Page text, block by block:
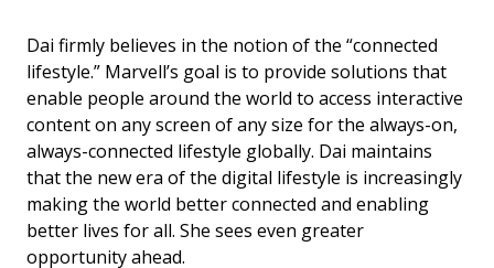
Dai firmly believes in the notion of the “connected
lifestyle.” Marvell’s goal is to provide solutions that
enable people around the world to access interactive
content on any screen of any size for the always-on,
always-connected lifestyle globally. Dai maintains
that the new era of the digital lifestyle is increasingly
making the world better connected and enabling
better lives for all. She sees even greater
opportunity ahead.